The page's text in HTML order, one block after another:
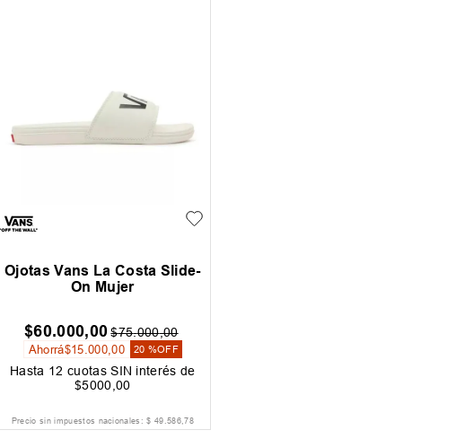
Ojotas Vans La Costa Slide-
On Mujer
$60.000,00 $75.000,00
Ahorrá$15 000,00 20 %OFF
Hasta 12 cuotas SIN interés de
$5000 ,00
Precio sin impuestos nacionales:$ 49.586,78